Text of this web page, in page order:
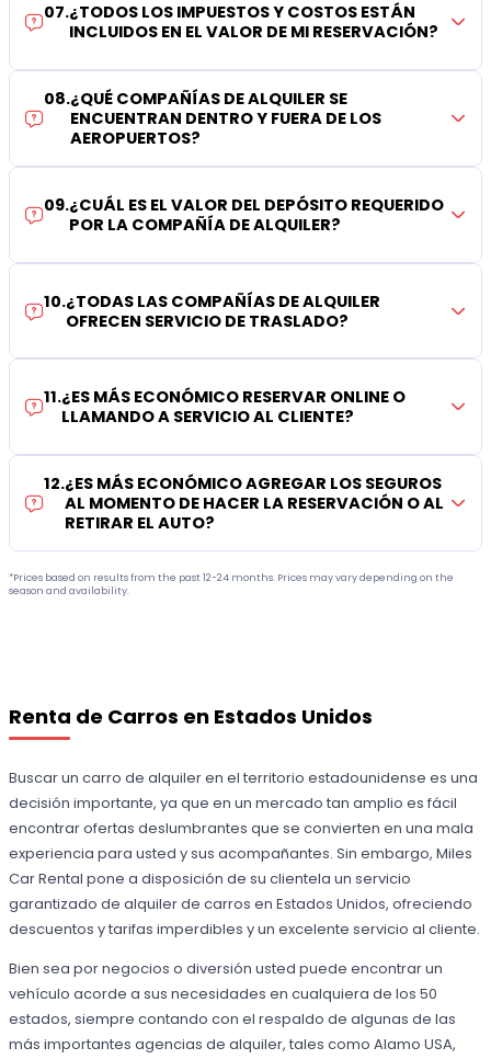
07.¿TODOS LOS IMPUESTOS Y COSTOS ESTÁN
INCLUIDOS EN EL VALOR DE MI RESERVACIÓN?
08.¿QUÉ COMPAÑÍAS DE ALQUILER SE
ENCUENTRAN DENTRO Y FUERA DE LOS
AEROPUERTOS?
09.¿CUÁL ES EL VALOR DEL DEPÓSITO REQUERIDO
POR LA COMPAÑÍA DE ALQUILER?
10.¿TODAS LAS COMPAÑÍAS DE ALQUILER
OFRECEN SERVICIO DE TRASLADO?
11.¿ES MÁS ECONÓMICO RESERVAR ONLINE O
LLAMANDO A SERVICIO AL CLIENTE?
12.¿ES MÁS ECONÓMICO AGREGAR LOS SEGUROS
AL MOMENTO DE HACER LA RESERVACIÓN O AL
RETIRAR EL AUTO?
*Prices based on results from the past 12-24 months. Prices may vary depending on the
season and availability.
Renta de Carros en Estados Unidos
Buscar un carro de alquiler en el territorio estadounidense es una
decisión importante, ya que en un mercado tan amplio es fácil
encontrar ofertas deslumbrantes que se convierten en una mala
experiencia para usted y sus acompañantes. Sin embargo, Miles
Car Rental pone a disposición de su clientela un servicio
garantizado de alquiler de carros en Estados Unidos, ofreciendo
descuentos y tarifas imperdibles y un excelente servicio al cliente.
Bien sea por negocios o diversión usted puede encontrar un
vehículo acorde a sus necesidades en cualquiera de los 50
estados, siempre contando con el respaldo de algunas de las
más importantes agencias de alquiler, tales como Alamo USA,